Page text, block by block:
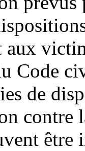
aux
Code
de
contre
être